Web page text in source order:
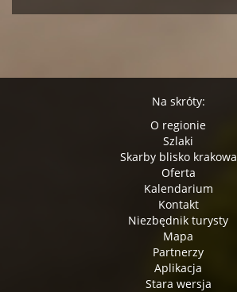
Na skróty:
O regionie
Szlaki
Skarby blisko krakowa
Oferta
Kalendarium
Kontakt
Niezbędnik turysty
Mapa
Partnerzy
Aplikacja
Stara wersja